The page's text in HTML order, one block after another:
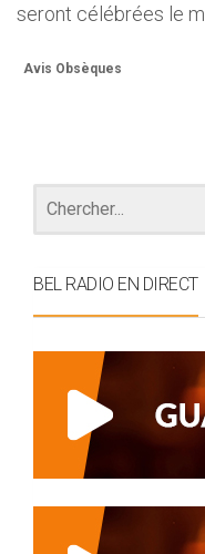
seront célébrées le
Avis Obsèques
BEL RADIO EN DIRECT